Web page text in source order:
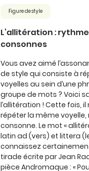
Figure de style
L’allitération :
consonnes
Vous avez aimé
de style qui consiste à
voyelles au sein d’une
groupe de mots ? Voici
l’allitération ! Cette fois, il
répéter la même
consonne. Le mot «
latin ad (vers) et littera
connaissez
tirade écrite par Jean
pièce Andromaque : «